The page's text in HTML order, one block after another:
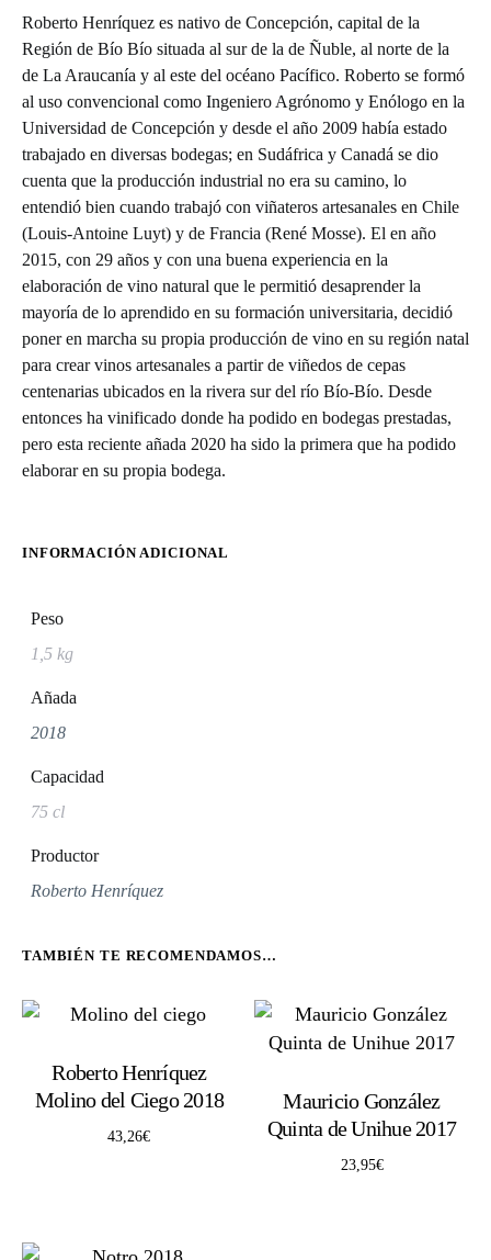
Roberto Henríquez es nativo de Concepción, capital de la
Región de Bío Bío situada al sur de la de Ñuble, al norte de la
de La Araucanía y al este del océano Pacífico. Roberto se formó
al uso convencional como Ingeniero Agrónomo y Enólogo en la
Universidad de Concepción y desde el año 2009 había estado
trabajado en diversas bodegas; en Sudáfrica y Canadá se dio
cuenta que la producción industrial no era su camino, lo
entendió bien cuando trabajó con viñateros artesanales en Chile
(Louis-Antoine Luyt) y de Francia (René Mosse). El en año
2015, con 29 años y con una buena experiencia en la
elaboración de vino natural que le permitió desaprender la
mayoría de lo aprendido en su formación universitaria, decidió
poner en marcha su propia producción de vino en su región natal
para crear vinos artesanales a partir de viñedos de cepas
centenarias ubicados en la rivera sur del río Bío-Bío. Desde
entonces ha vinificado donde ha podido en bodegas prestadas,
pero esta reciente añada 2020 ha sido la primera que ha podido
elaborar en su propia bodega.
INFORMACIÓN ADICIONAL
Peso
1,5 kg
Añada
2018
Capacidad
75 cl
Productor
Roberto Henríquez
TAMBIÉN TE RECOMENDAMOS…
Roberto Henríquez
Molino del Ciego 2018
43,26€
Mauricio González
Quinta de Unihue 2017
23,95€